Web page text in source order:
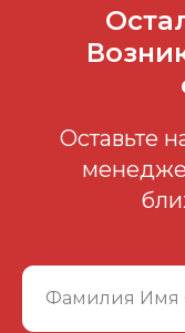
Оставьте